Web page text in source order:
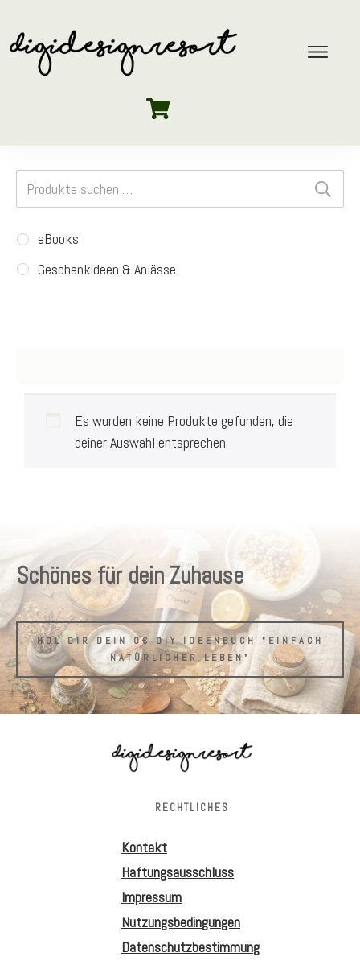
Es wurden keine Produkte gefunden, die
deiner Auswahl entsprechen.
Suchen
nach:
eBooks
Geschenkideen & Anlässe
Schönes für dein Zuhause
HOL DIR DEIN 0€ DIY IDEENBUCH "EINFACH
NATÜRLICHER LEBEN"
RECHTLICHES
Kontakt
Haftungsausschluss
Impressum
Nutzungsbedingungen
Datenschutzbestimmung